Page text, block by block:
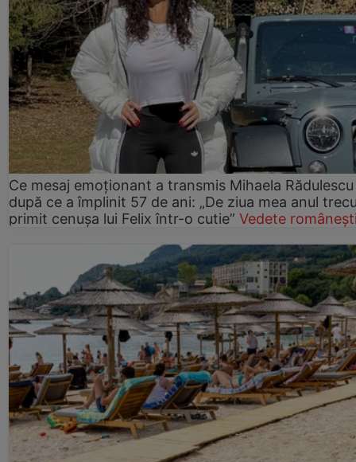
Ce mesaj emoționant a transmis Mihaela Rădulescu
după ce a împlinit 57 de ani: „De ziua mea anul
primit cenușa lui Felix într-o cutie” Vedete